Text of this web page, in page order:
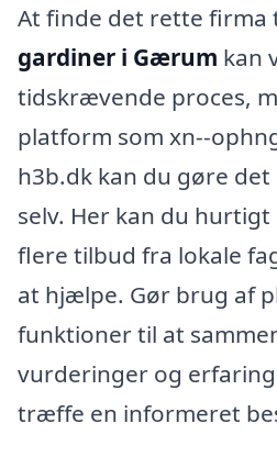
At finde det rette firma
gardiner i Gærum kan
tidskrævende proces,
platform som xn--
h3b.dk kan du gøre
selv. Her kan du
flere tilbud fra lokale
at hjælpe. Gør brug af
funktioner til at
vurderinger og
træffe en informeret